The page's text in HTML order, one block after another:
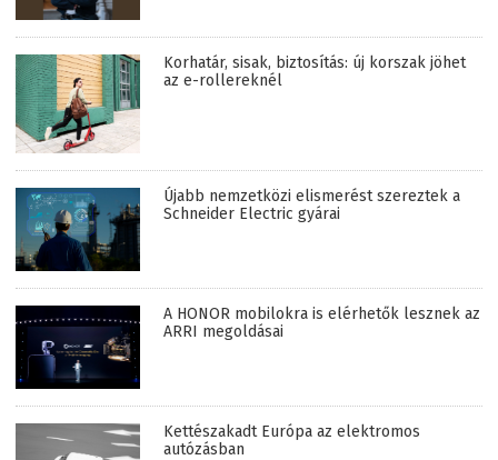
Korhatár, sisak, biztosítás: új korszak jöhet
az e-rollereknél
Újabb nemzetközi elismerést szereztek a
Schneider Electric gyárai
A HONOR mobilokra is elérhetők lesznek az
ARRI megoldásai
Kettészakadt Európa az elektromos
autózásban